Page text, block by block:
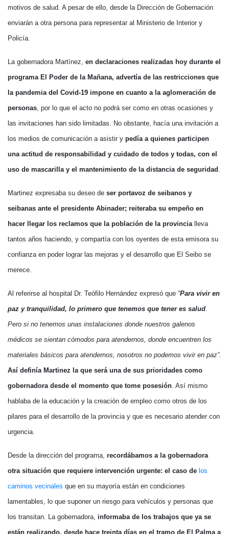
motivos de salud. A pesar de ello, desde la Dirección de Gobernación
enviarán a otra persona para representar al Ministerio de Interior y
Policía.
La gobernadora Martínez, en declaraciones realizadas hoy durante el
programa El Poder de la Mañana, advertía de las restricciones que
la pandemia del Covid-19 impone en cuanto a la aglomeración de
personas , por lo que el acto no podrá ser como en otras ocasiones y
las invitaciones han sido limitadas. No obstante, hacía una invitación a
los medios de comunicación a asistir y pedía a quienes participen
una actitud de responsabilidad y cuidado de todos y todas, con el
uso de mascarilla y el mantenimiento de la distancia de seguridad
Martinez expresaba su deseo de ser portavoz de seibanos y
seibanas ante el presidente Abinader; reiteraba su empeño en
hacer llegar los reclamos que la población de la provincia lleva
tantos años haciendo, y compartía con los oyentes de esta emisora su
confianza en poder lograr las mejoras y el desarrollo que El Seibo se
merece.
Al referirse al hospital Dr. Teófilo Hernández expresó que “Para vivir en
paz y tranquilidad, lo primero que tenemos que tener es salud
Pero si no tenemos unas instalaciones donde nuestros galenos
médicos se sientan cómodos para atendernos, donde encuentren los
materiales básicos para atendernos, nosotros no podemos vivir en paz”.
Así definía Martinez la que será una de sus prioridades como
gobernadora desde el momento que tome posesión . Así mismo
hablaba de la educación y la creación de empleo como otros de los
pilares para el desarrollo de la provincia y que es necesario atender con
urgencia.
Desde la dirección del programa, recordábamos a la gobernadora
otra situación que requiere intervención urgente: el caso de los
caminos vecinales que en su mayoría están en condiciones
lamentables, lo que suponer un riesgo para vehículos y personas que
los transitan. La gobernadora, informaba de los trabajos que ya se
están realizando, desde hace treinta días en el tramo de El Palma a